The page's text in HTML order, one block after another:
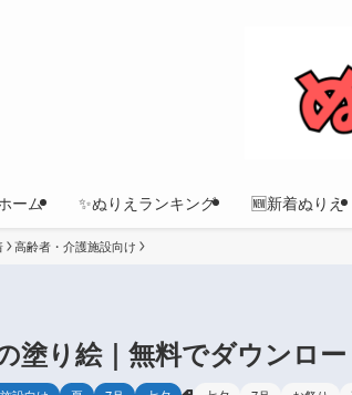
ーム ✨ぬりえランキング 🆕新着ぬりえ
高齢者・介護施設向け
塗り絵｜無料でダウンロ